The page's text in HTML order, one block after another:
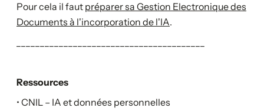
Pour cela il faut préparer sa Gestion Electronique des
Documents à l'incorporation de l'IA.
Ressources
• CNIL – IA et données personnelles